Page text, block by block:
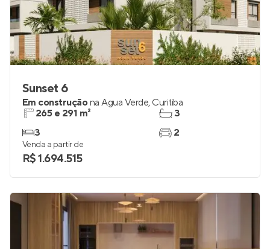
Sunset 6
Em construçãona Água Verde, Curitiba
265 e 291 m²
3
3
2
Venda a partir de
R$ 1.694.515